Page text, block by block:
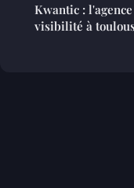
Kwantic :
visibilité à